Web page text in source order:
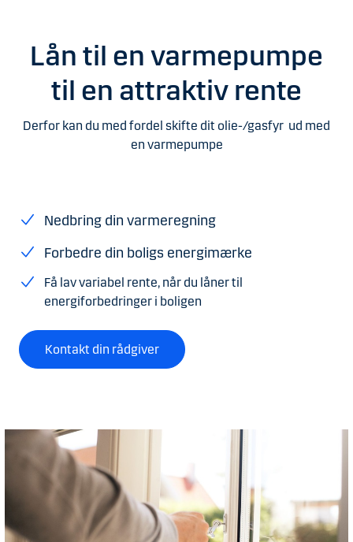
Lån til en varmepumpe
til en attraktiv rente
Derfor kan du med fordel skifte dit olie-/gasfyr ud med
en varmepumpe
Nedbring din varmeregning
Forbedre din boligs energimærke
Få lav variabel rente, når du låner til
energiforbedringer i boligen
Kontakt din rådgiver